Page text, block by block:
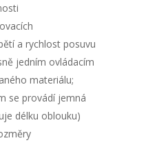
a rychlost posuvu
jedním ovládacím
materiálu;
se provádí jemná
délku oblouku)